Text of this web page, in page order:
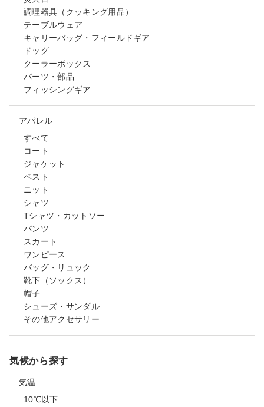
調理器具（クッキング用品）
テーブルウェア
キャリーバッグ・フィールドギア
ドッグ
クーラーボックス
パーツ・部品
フィッシングギア
アパレル
すべて
コート
ジャケット
ベスト
ニット
シャツ
Tシャツ・カットソー
パンツ
スカート
ワンピース
バッグ・リュック
靴下（ソックス）
帽子
シューズ・サンダル
その他アクセサリー
気候から探す
気温
10℃以下